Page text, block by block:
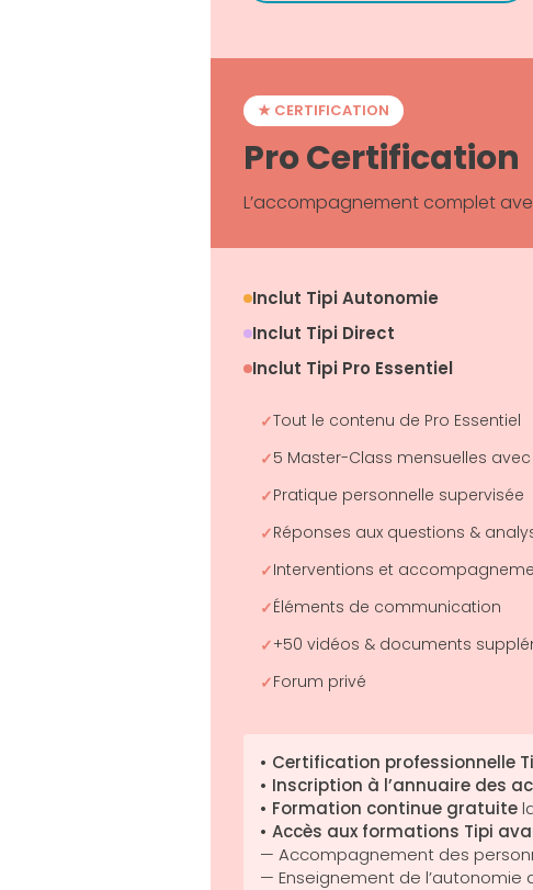
★ CERTIFICATION
Pro Certification
L’accompagnement complet
Inclut Tipi Autonomie
Inclut Tipi Direct
Inclut Tipi Pro Essentiel
Tout le contenu de Pro Essentiel
5 Master-Class mensuelles
Pratique personnelle supervisée
Réponses aux questions &
Interventions et
Éléments de communication
+50 vidéos & documents
Forum privé
• Certification professionnelle
• Inscription à l’annuaire des
• Formation continue gratuite
• Accès aux formations Tipi
— Accompagnement des
— Enseignement de l’autonomie